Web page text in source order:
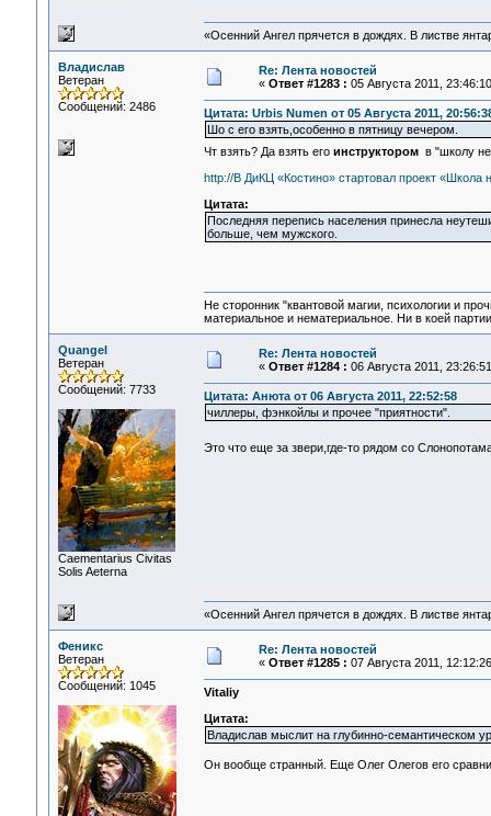
«Осенний Ангел прячется в дождях. В листве
Владислав
Ветеран
Сообщений: 2486
Re: Лента новостей
« Ответ #1283 : 05 Августа 2011,
Цитата: Urbis Numen от 05 Августа 2011,
Шо с его взять,особенно в пятницу вечером.
Чт взять? Да взять его инструктором в "школу
http://В ДиКЦ «Костино» стартовал проект «Школа
Цитата:
Последняя перепись населения принесла
больше, чем мужского.
Не сторонник "квантовой магии, психологии и
материальное и нематериальное. Ни в коей
Quangel
Ветеран
Сообщений: 7733
Сaementarius Civitas
Solis Aeterna
Re: Лента новостей
« Ответ #1284 : 06 Августа 2011,
Цитата: Анюта от 06 Августа 2011, 22:52:58
чиллеры, фэнкойлы и прочее "приятности".
Это что еще за звери,где-то рядом со
«Осенний Ангел прячется в дождях. В листве
Феникс
Ветеран
Сообщений: 1045
Re: Лента новостей
« Ответ #1285 : 07 Августа 2011,
Vitaliy
Цитата:
Владислав мыслит на глубинно-семантическом
Он вообще странный. Еще Олег Олегов его